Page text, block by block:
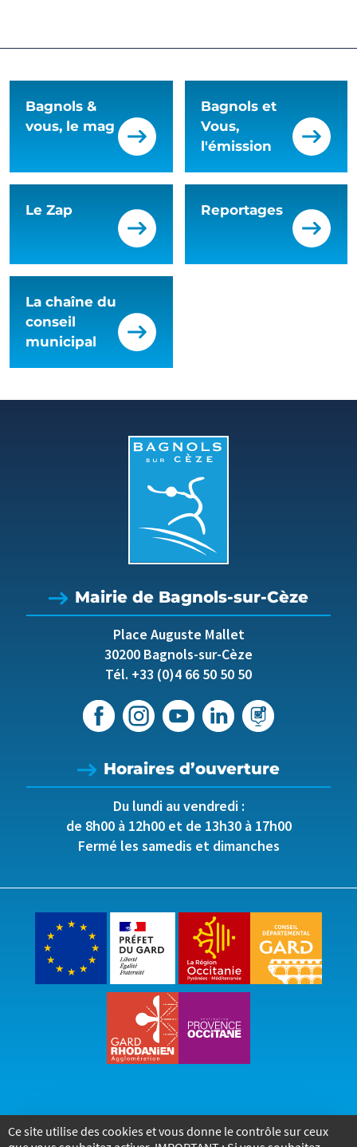
Ce site utilise des cookies et vous donne le contrôle sur ceux
Bagnols &
vous, le mag
Bagnols et
Vous,
l'émission
Le Zap Reportages
La chaîne du
conseil
municipal
Mairie de Bagnols-sur-Cèze
Place Auguste Mallet
30200 Bagnols-sur-Cèze
Tél. +33 (0)4 66 50 50 50
Horaires d’ouverture
Du lundi au vendredi :
de 8h00 à 12h00 et de 13h30 à 17h00
Fermé les samedis et dimanches
Accueil Accessibilité Mentions légales